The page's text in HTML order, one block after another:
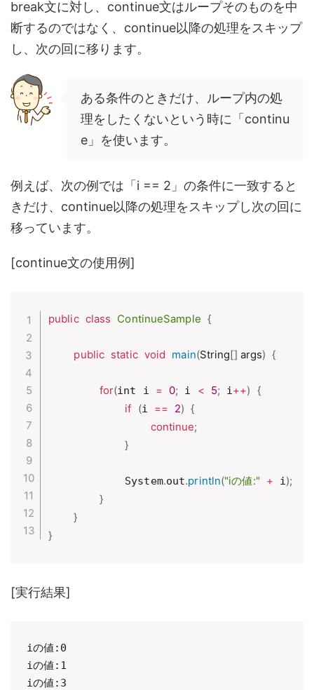
break文に対し、continue文はループそのものを中
断するのではなく、continue以降の処理をスキップ
し、次の回に移ります。
ある条件のときだけ、ループ内の処
理をしたくないという時に「continu
e」を使います。
例えば、次の例では「i == 2」の条件に一致すると
きだけ、continue以降の処理をスキップし次の回に
移っています。
[continue文の使用例]
public class ContinueSample {
public static void main(String[] args) {
for(int i = 0; i < 5; i++) {
if (i == 2) {
continue;
}
            System
.out.println("iの値:" + i);
}
}
}
[実行結果]
iの値:0
iの値:1
iの値:3